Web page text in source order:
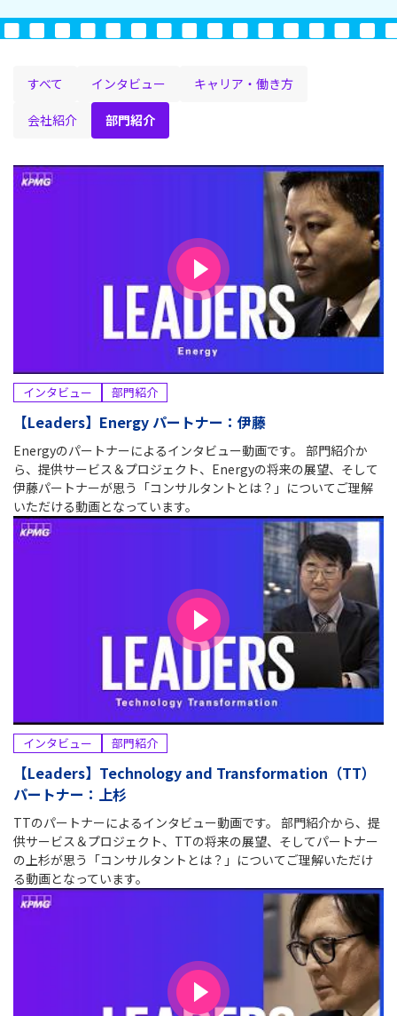
すべて インタビュー キャリア・働き方
会社紹介 部門紹介
インタビュー 部門紹介
【Leaders】Energy パートナー：伊藤
Energyのパートナーによるインタビュー動画です。 部門紹介か
ら、提供サービス＆プロジェクト、Energyの将来の展望、そして
伊藤パートナーが思う「コンサルタントとは？」についてご理解
いただける動画となっています。
インタビュー 部門紹介
【Leaders】Technology and Transformation（TT）
パートナー：上杉
TTのパートナーによるインタビュー動画です。 部門紹介から、提
供サービス＆プロジェクト、TTの将来の展望、そしてパートナー
の上杉が思う「コンサルタントとは？」についてご理解いただけ
る動画となっています。